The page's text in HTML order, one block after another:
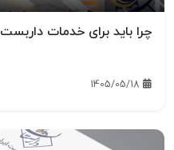
چرا باید برای خدمات
1405/05/18